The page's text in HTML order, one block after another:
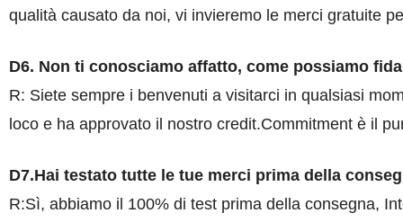
qualità causato da noi, vi invieremo le merci gratuite
D6. Non ti conosciamo affatto, come possiamo
R: Siete sempre i benvenuti a visitarci in qualsiasi
loco e ha approvato il nostro credit.Commitment è il
D7.Hai testato tutte le tue merci prima della
R:Sì, abbiamo il 100% di test prima della consegna,